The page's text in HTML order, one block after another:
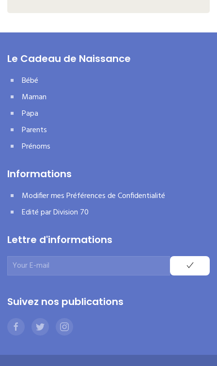
Le Cadeau de Naissance
Bébé
Maman
Papa
Parents
Prénoms
Informations
Modifier mes Préférences de Confidentialité
Edité par Division 70
Lettre d'informations
Suivez nos publications